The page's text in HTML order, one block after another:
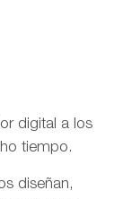
digital a los
tiempo.
diseñan,